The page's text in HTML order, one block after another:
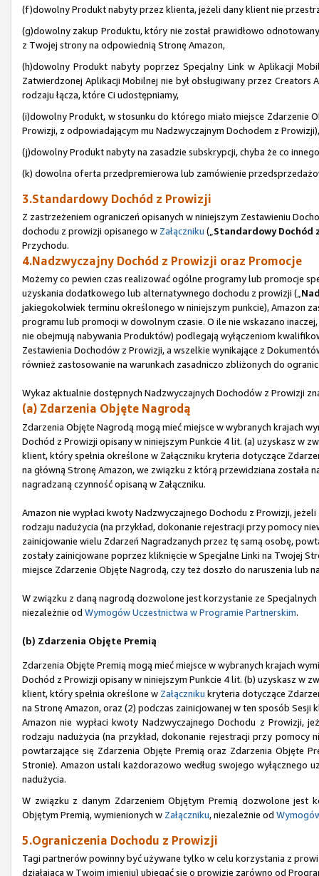
(f)dowolny Produkt nabyty przez klienta, jeżeli dany klient nie
(g)dowolny zakup Produktu, który nie został prawidłowo
z Twojej strony na odpowiednią Stronę Amazon,
(h)dowolny Produkt nabyty poprzez Specjalny Link w Aplikacji
Zatwierdzonej Aplikacji Mobilnej nie był obsługiwany przez Creators
rodzaju łącza, które Ci udostępniamy,
(i)dowolny Produkt, w stosunku do którego miało miejsce Zdarzenie
Prowizji, z odpowiadającym mu Nadzwyczajnym Dochodem z Prowizji),
(j)dowolny Produkt nabyty na zasadzie subskrypcji, chyba że co
(k) dowolna oferta przedpremierowa lub zamówienie
3.Standardowy Dochód z Prowizji
Z zastrzeżeniem ograniczeń opisanych w niniejszym Zestawieniu
dochodu z prowizji opisanego w Załączniku („ Standardowy Dochód
Przychodu.
4.Nadzwyczajny Dochód z Prowizji oraz Promocje
Możemy co pewien czas realizować ogólne programy lub promocje
uzyskania dodatkowego lub alternatywnego dochodu z prowizji („
jakiegokolwiek terminu określonego w niniejszym punkcie), Amazon
programu lub promocji w dowolnym czasie. O ile nie wskazano
nie obejmują nabywania Produktów) podlegają wyłączeniom
Zestawienia Dochodów z Prowizji, a wszelkie wynikające z
również zastosowanie na warunkach zasadniczo zbliżonych do
Wykaz aktualnie dostępnych Nadzwyczajnych Dochodów z Prowizji
(a) Zdarzenia Objęte Nagrodą
Zdarzenia Objęte Nagrodą mogą mieć miejsce w wybranych krajach
Dochód z Prowizji opisany w niniejszym Punkcie 4 lit. (a) uzyskasz w
klient, który spełnia określone w Załączniku kryteria dotyczące
na główną Stronę Amazon, we związku z którą przewidziana
nagradzaną czynność opisaną w Załączniku.
Amazon nie wypłaci kwoty Nadzwyczajnego Dochodu z Prowizji,
rodzaju nadużycia (na przykład, dokonanie rejestracji przy pomocy
zainicjowanie wielu Zdarzeń Nagradzanych przez tę samą osobę,
zostały zainicjowane poprzez kliknięcie w Specjalne Linki na Twojej
miejsce Zdarzenie Objęte Nagrodą, czy też doszło do naruszenia lub
W związku z daną nagrodą dozwolone jest korzystanie ze
niezależnie od Wymogów Uczestnictwa w Programie Partnerskim.
(b) Zdarzenia Objęte Premią
Zdarzenia Objęte Premią mogą mieć miejsce w wybranych krajach
Dochód z Prowizji opisany w niniejszym Punkcie 4 lit. (b) uzyskasz w
klient, który spełnia określone w Załączniku kryteria dotyczące
na Stronę Amazon, oraz (2) podczas zainicjowanej w ten sposób
Amazon nie wypłaci kwoty Nadzwyczajnego Dochodu z Prowizji,
rodzaju nadużycia (na przykład, dokonanie rejestracji przy
powtarzające się Zdarzenia Objęte Premią oraz Zdarzenia Objęte
Stronie). Amazon ustali każdorazowo według swojego wyłącznego
nadużycia.
W związku z danym Zdarzeniem Objętym Premią dozwolone jest
Objętym Premią, wymienionych w Załączniku, niezależnie od
5.Ograniczenia Dochodu z Prowizji
Tagi partnerów powinny być używane tylko w celu korzystania z
działająca w Twoim imieniu) ubiegać się o prowizje zarówno od